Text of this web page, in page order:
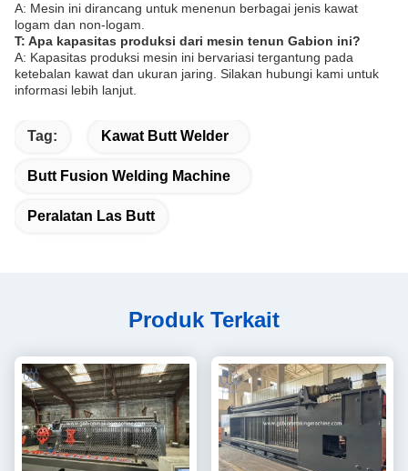
A: Mesin ini dirancang untuk menenun berbagai jenis kawat
logam dan non-logam.
T: Apa kapasitas produksi dari mesin tenun Gabion ini?
A: Kapasitas produksi mesin ini bervariasi tergantung pada
ketebalan kawat dan ukuran jaring. Silakan hubungi kami untuk
informasi lebih lanjut.
Tag: Kawat Butt Welder
Butt Fusion Welding Machine
Peralatan Las Butt
Produk Terkait